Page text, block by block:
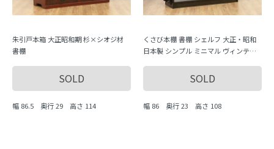
朱引戸本箱 大正昭和期 杉×シオジ材
書棚
SOLD
幅 86.5 奥行 29 高さ 114
くさび本棚 書棚 シェルフ 大正・昭和
日本製 シンプル ミニマル ヴィンテー
SOLD
幅 86 奥行 23 高さ 108